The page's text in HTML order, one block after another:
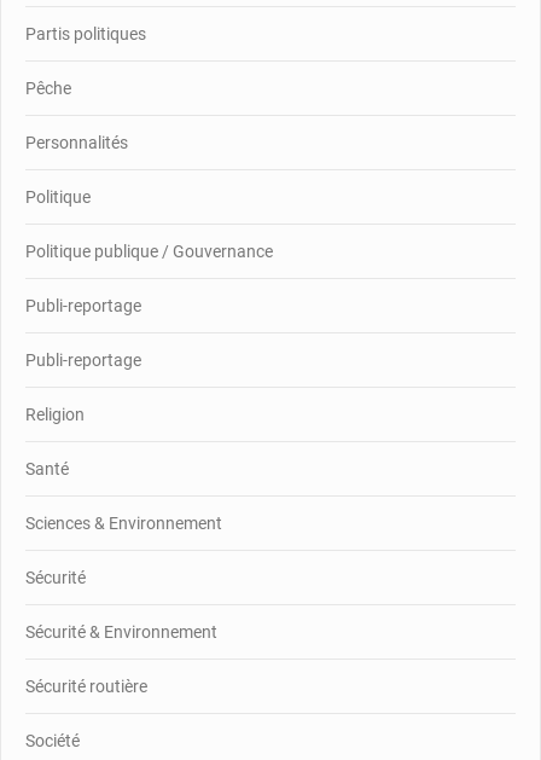
Partis politiques
Pêche
Personnalités
Politique
Politique publique / Gouvernance
Publi-reportage
Publi-reportage
Religion
Santé
Sciences & Environnement
Sécurité
Sécurité & Environnement
Sécurité routière
Société